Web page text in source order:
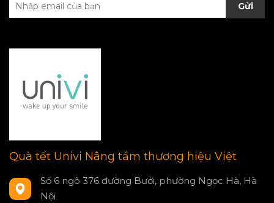
Gửi
Quà tết Univi Nâng tầm thương hiệu Việt
Số 6 ngõ 376 đường Bưởi, phường Ngọc Hà, Hà
Nội